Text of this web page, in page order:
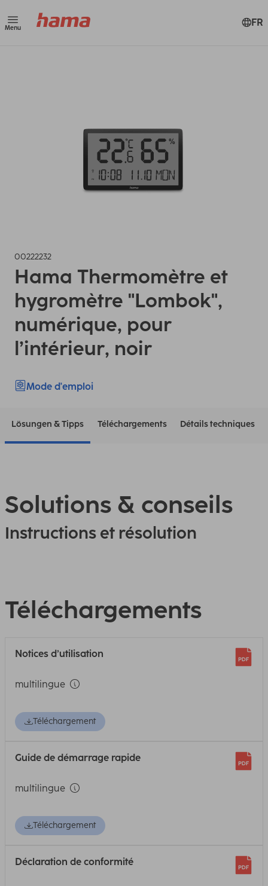
Menu FR
00222232
Hama Thermomètre et
hygromètre "Lombok",
numérique, pour
l’intérieur, noir
Mode d'emploi
Lösungen & Tipps Téléchargements Détails techniques
Solutions & conseils
Instructions et résolution
Téléchargements
Notices d’utilisation
multilingue
Téléchargement
Guide de démarrage rapide
multilingue
Téléchargement
Déclaration de conformité